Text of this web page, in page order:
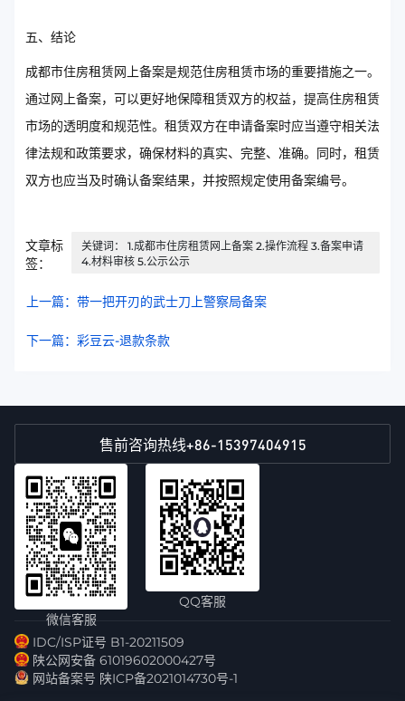
五、结论
成都市住房租赁网上备案是规范住房租赁市场的重要措施之一。
通过网上备案，可以更好地保障租赁双方的权益，提高住房租赁
市场的透明度和规范性。租赁双方在申请备案时应当遵守相关法
律法规和政策要求，确保材料的真实、完整、准确。同时，租赁
双方也应当及时确认备案结果，并按照规定使用备案编号。
文章标
签：
关键词： 1.成都市住房租赁网上备案 2.操作流程 3.备案申请
4.材料审核 5.公示公示
上一篇：带一把开刃的武士刀上警察局备案
下一篇：彩豆云-退款条款
售前咨询热线+86-15397404915
微信客服
QQ客服
IDC/ISP证号 B1-20211509
陕公网安备 61019602000427号
网站备案号 陕ICP备2021014730号-1